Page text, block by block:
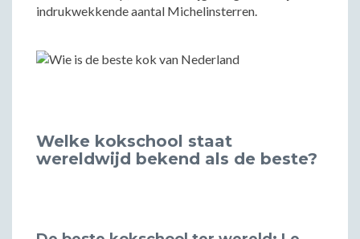
indrukwekkende aantal Michelinsterren.
Welke kokschool staat
wereldwijd bekend als de beste?